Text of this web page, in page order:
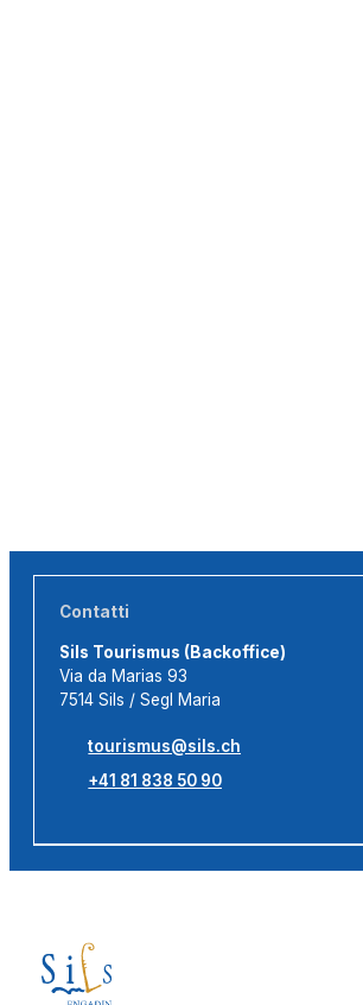
Contatti
Sils Tourismus (Backoffice)
Via da Marias 93
7514 Sils / Segl Maria
tourismus@sils.ch
+41 81 838 50 90